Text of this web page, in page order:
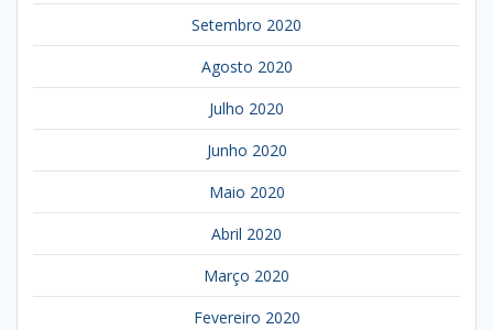
Setembro 2020
Agosto 2020
Julho 2020
Junho 2020
Maio 2020
Abril 2020
Março 2020
Fevereiro 2020